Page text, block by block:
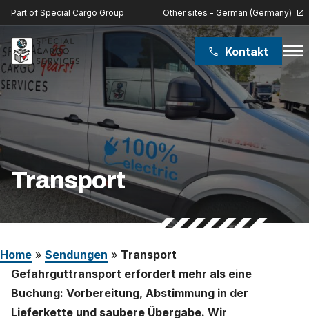
Part of Special Cargo Group Other sites - German (Germany) open_in_new
phone Kontakt menu
Transport
Home » Sendungen » Transport
Gefahrguttransport erfordert mehr als eine
Buchung: Vorbereitung, Abstimmung in der
Lieferkette und saubere Übergabe. Wir
Special Cargo Group
Special Cargo College
Isologic
Leistungen
Über uns
Karriere